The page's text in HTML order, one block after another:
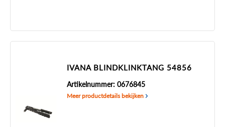
IVANA BLINDKLINKTANG 54856
Artikelnummer: 0676845
Meer productdetails bekijken